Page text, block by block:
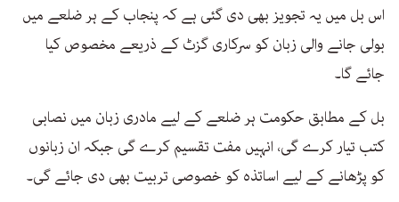
اس بل میں یہ تجویز بھی دی گئی ہے کہ پنجاب کے ہر ضلعے میں
بولی جانے والی زبان کو سرکاری گزٹ کے ذریعے مخصوص کیا
جائے گا۔
بل کے مطابق حکومت ہر ضلعے کے لیے مادری زبان میں نصابی
کتب تیار کرے گی، انہیں مفت تقسیم کرے گی جبکہ ان زبانوں
کو پڑھانے کے لیے اساتذہ کو خصوصی تربیت بھی دی جائے گی۔